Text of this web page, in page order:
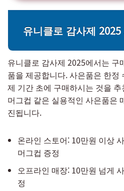
유니클로 감사제
유니클로 감사제 2025에서는 구
품을 제공합니다. 사은품은 한
제 기간 초에 구매하시는 것을
머그컵 같은 실용적인 사은품은
진됩니다.
온라인 스토어: 10만원 이상
머그컵 증정
오프라인 매장: 10만원 넘게
정